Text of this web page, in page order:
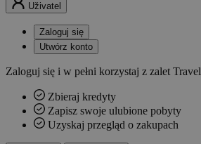
Uživatel
Zaloguj się
Utwórz konto
Zaloguj się i w pełni korzystaj z zalet
Zbieraj kredyty
Zapisz swoje ulubione pobyty
Uzyskaj przegląd o zakupach